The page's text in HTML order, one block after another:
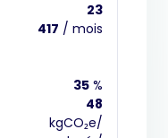
23
417 / mois
35 %
48
kgCO₂e/